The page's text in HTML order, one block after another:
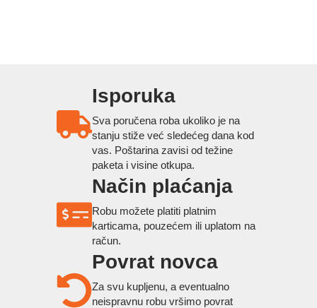
Isporuka
Sva poručena roba ukoliko je na
stanju stiže već sledećeg dana kod
vas. Poštarina zavisi od težine
paketa i visine otkupa.
Način plaćanja
Robu možete platiti platnim
karticama, pouzećem ili uplatom na
račun.
Povrat novca
Za svu kupljenu, a eventualno
neispravnu robu vršimo povrat